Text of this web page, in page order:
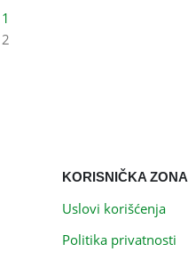
1
2
KORISNIČKA ZONA
Uslovi korišćenja
Politika privatnosti